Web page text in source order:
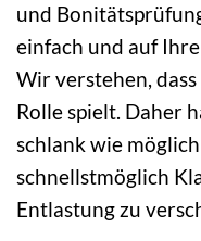
und
einfach und auf
Wir verstehen,
Rolle spielt. Daher
schlank wie
schnellstmöglich
Entlastung zu